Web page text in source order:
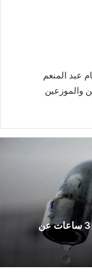
عبد المنعم
والموزعين
جهزوا الجراكن.. قطع المياه غدا لمدة 3 ساعات عن